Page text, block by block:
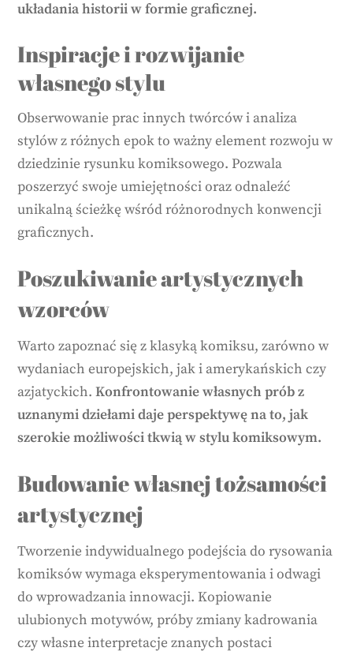
układania historii w formie graficznej.
Inspiracje i rozwijanie
własnego stylu
Obserwowanie prac innych twórców i analiza
stylów z różnych epok to ważny element rozwoju w
dziedzinie rysunku komiksowego. Pozwala
poszerzyć swoje umiejętności oraz odnaleźć
unikalną ścieżkę wśród różnorodnych konwencji
graficznych.
Poszukiwanie artystycznych
wzorców
Warto zapoznać się z klasyką komiksu, zarówno w
wydaniach europejskich, jak i amerykańskich czy
azjatyckich.Konfrontowanie własnych prób z
uznanymi dziełami daje perspektywę na to, jak
szerokie możliwości tkwią w stylu komiksowym.
Budowanie własnej tożsamości
artystycznej
Tworzenie indywidualnego podejścia do rysowania
komiksów wymaga eksperymentowania i odwagi
do wprowadzania innowacji. Kopiowanie
ulubionych motywów, próby zmiany kadrowania
czy własne interpretacje znanych postaci